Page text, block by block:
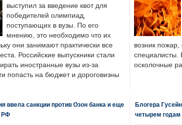
выступил за введение квот для
победителей олимпиад,
поступающих в вузы. По его
мнению, это необходимо что их
они занимают практически все
Российские выпускники стали
иностранные вузы из-за
попасть на бюджет и дороговизны
возник
специалисты.
осколочные
ввела санкции против Озон банка и еще
РФ
Блогера
четырем годам